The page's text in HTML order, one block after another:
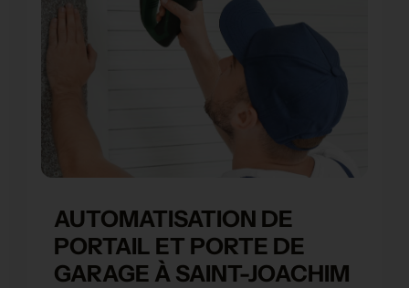
AUTOMATISATION DE
PORTAIL ET PORTE DE
GARAGE À SAINT-JOACHIM